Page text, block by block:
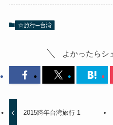
☆旅行─台湾
よかったらシ
2015跨年台湾旅行 1